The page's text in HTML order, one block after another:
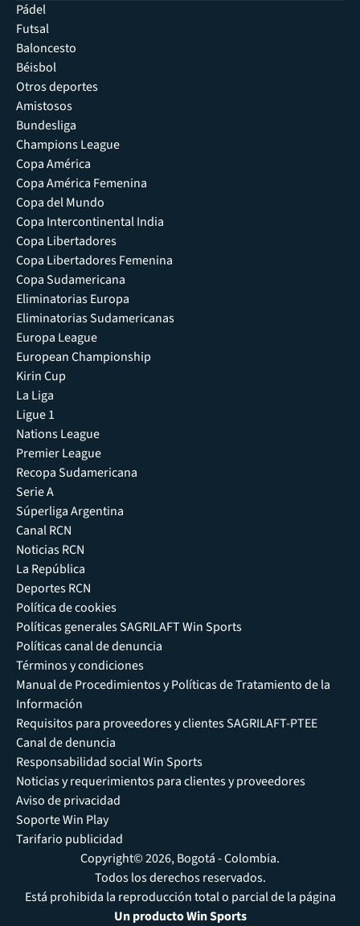
Pádel
Futsal
Baloncesto
Béisbol
Otros deportes
Amistosos
Bundesliga
Champions League
Copa América
Copa América Femenina
Copa del Mundo
Copa Intercontinental India
Copa Libertadores
Copa Libertadores Femenina
Copa Sudamericana
Eliminatorias Europa
Eliminatorias Sudamericanas
Europa League
European Championship
Kirin Cup
La Liga
Ligue 1
Nations League
Premier League
Recopa Sudamericana
Serie A
Súperliga Argentina
Canal RCN
Noticias RCN
La República
Deportes RCN
Política de cookies
Políticas generales SAGRILAFT Win Sports
Políticas canal de denuncia
Términos y condiciones
Manual de Procedimientos y Políticas de Tratamiento de la
Información
Requisitos para proveedores y clientes SAGRILAFT-PTEE
Canal de denuncia
Responsabilidad social Win Sports
Noticias y requerimientos para clientes y proveedores
Aviso de privacidad
Soporte Win Play
Tarifario publicidad
Copyright© 2026, Bogotá - Colombia.
Todos los derechos reservados.
Está prohibida la reproducción total o parcial de la página
Un producto Win Sports